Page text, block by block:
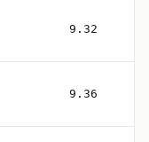
9.32
9.36